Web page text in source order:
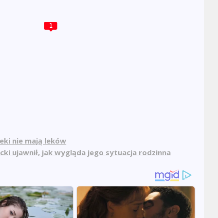
1
nie mają leków
ujawnił, jak wygląda jego sytuacja rodzinna